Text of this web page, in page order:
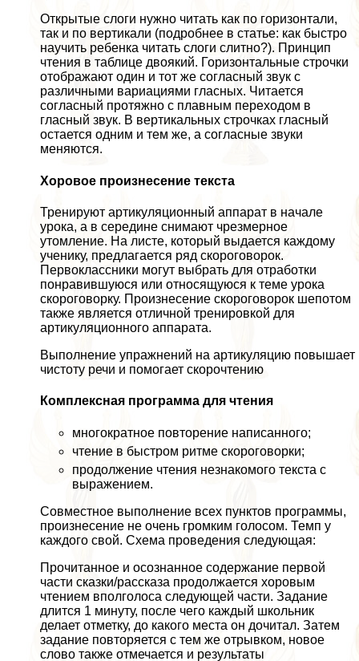
Открытые слоги нужно читать как по горизонтали,
так и по вертикали (подробнее в статье: как быстро
научить ребенка читать слоги слитно?). Принцип
чтения в таблице двоякий. Горизонтальные строчки
отображают один и тот же согласный звук с
различными вариациями гласных. Читается
согласный протяжно с плавным переходом в
гласный звук. В вертикальных строчках гласный
остается одним и тем же, а согласные звуки
меняются.
Хоровое произнесение текста
Тренируют артикуляционный аппарат в начале
урока, а в середине снимают чрезмерное
утомление. На листе, который выдается каждому
ученику, предлагается ряд скороговорок.
Первоклассники могут выбрать для отработки
понравившуюся или относящуюся к теме урока
скороговорку. Произнесение скороговорок шепотом
также является отличной тренировкой для
артикуляционного аппарата.
Выполнение упражнений на артикуляцию повышает
чистоту речи и помогает скорочтению
Комплексная программа для чтения
многократное повторение написанного;
чтение в быстром ритме скороговорки;
продолжение чтения незнакомого текста с
выражением.
Совместное выполнение всех пунктов программы,
произнесение не очень громким голосом. Темп у
каждого свой. Схема проведения следующая:
Прочитанное и осознанное содержание первой
части сказки/рассказа продолжается хоровым
чтением вполголоса следующей части. Задание
длится 1 минуту, после чего каждый школьник
делает отметку, до какого места он дочитал. Затем
задание повторяется с тем же отрывком, новое
слово также отмечается и результаты